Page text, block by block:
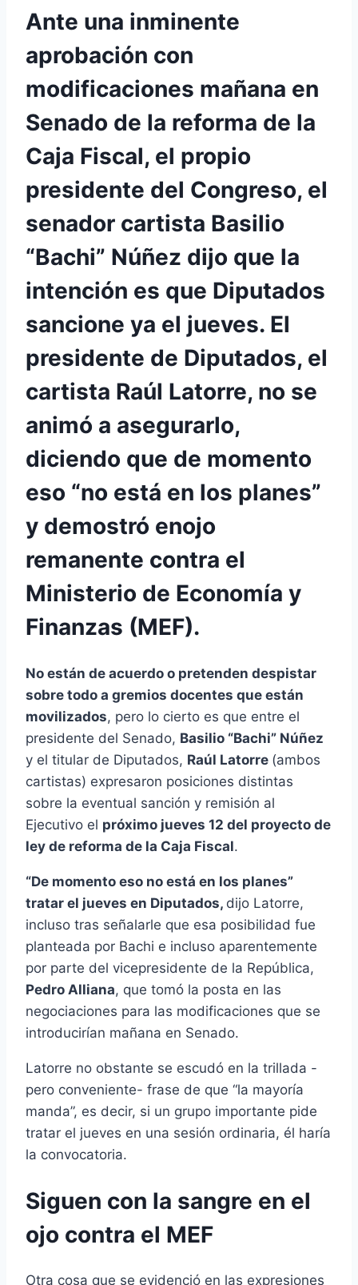
Ante una inminente
aprobación con
modificaciones mañana en
Senado de la reforma de la
Caja Fiscal, el propio
presidente del Congreso, el
senador cartista Basilio
“Bachi” Núñez dijo que la
intención es que Diputados
sancione ya el jueves. El
presidente de Diputados, el
cartista Raúl Latorre, no se
animó a asegurarlo,
diciendo que de momento
eso “no está en los planes”
y demostró enojo
remanente contra el
Ministerio de Economía y
Finanzas (MEF).
No están de acuerdo o pretenden despistar
sobre todo a gremios docentes que están
movilizados, pero lo cierto es que entre el
presidente del Senado, Basilio “Bachi” Núñez
y el titular de Diputados, Raúl Latorre (ambos
cartistas) expresaron posiciones distintas
sobre la eventual sanción y remisión al
Ejecutivo el próximo jueves 12 del proyecto de
ley de reforma de la Caja Fiscal.
“De momento eso no está en los planes”
tratar el jueves en Diputados, dijo Latorre,
incluso tras señalarle que esa posibilidad fue
planteada por Bachi e incluso aparentemente
por parte del vicepresidente de la República,
Pedro Alliana, que tomó la posta en las
negociaciones para las modificaciones que se
introducirían mañana en Senado.
Latorre no obstante se escudó en la trillada -
pero conveniente- frase de que “la mayoría
manda”, es decir, si un grupo importante pide
tratar el jueves en una sesión ordinaria, él haría
la convocatoria.
Siguen con la sangre en el
ojo contra el MEF
Otra cosa que se evidenció en las expresiones